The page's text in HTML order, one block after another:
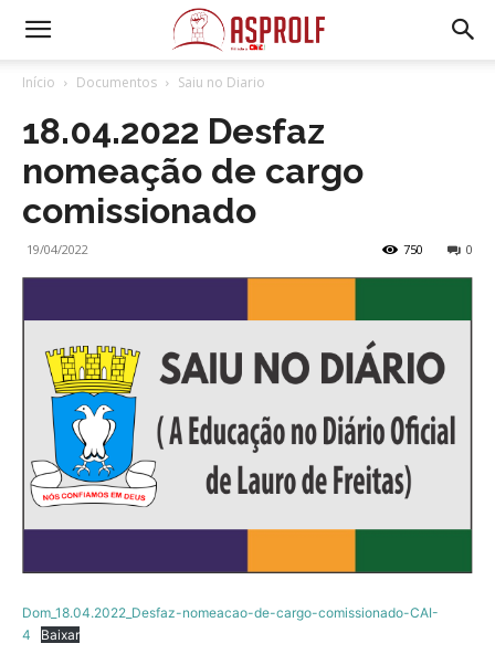
Início Documentos Saiu no Diario
18.04.2022 Desfaz
nomeação de cargo
comissionado
19/04/2022 0
750
Dom_18.04.2022_Desfaz-nomeacao-de-cargo-comissionado-CAI-
4
Baixar